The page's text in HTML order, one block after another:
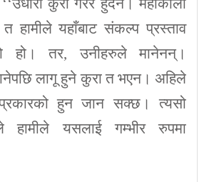
त हामीले यहाँबाट संकल्प प्रस्ताव
हो। तर, उनीहरुले मानेनन्।
लागू हुने कुरा त भएन। अहिले
हुन जान सक्छ। त्यसो
हामीले यसलाई गम्भीर रुपमा